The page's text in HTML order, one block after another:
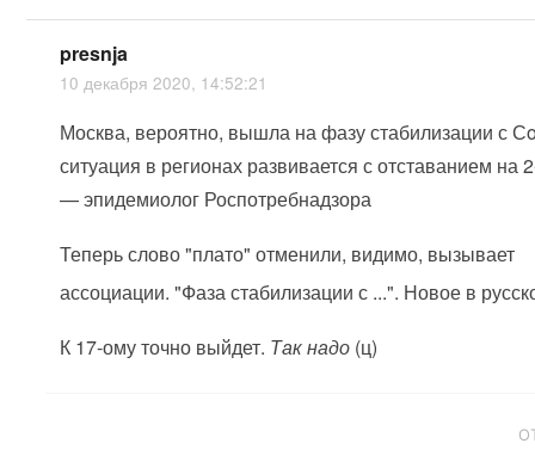
presnja
10 декабря 2020, 14:52:21
Москва, вероятно, вышла на фазу стабилизации с
ситуация в регионах развивается с отставанием на
— эпидемиолог Роспотребнадзора
Теперь слово "плато" отменили, видимо, вызывает
ассоциации. "Фаза стабилизации с ...". Новое в
К 17-ому точно выйдет. Так надо (ц)